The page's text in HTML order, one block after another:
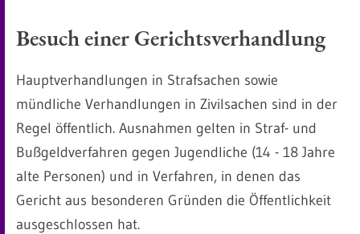
Besuch einer Gerichtsverhandlung
Hauptverhandlungen in Strafsachen sowie
mündliche Verhandlungen in Zivilsachen sind in der
Regel öffentlich. Ausnahmen gelten in Straf- und
Bußgeldverfahren gegen Jugendliche (14 - 18 Jahre
alte Personen) und in Verfahren, in denen das
Gericht aus besonderen Gründen die Öffentlichkeit
ausgeschlossen hat.